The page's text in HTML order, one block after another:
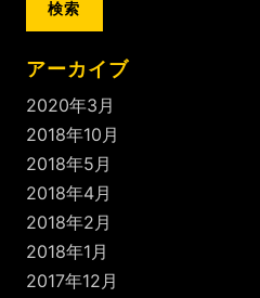
ン
アーカイブ
2020年3月
2018年10月
2018年5月
2018年4月
2018年2月
2018年1月
2017年12月